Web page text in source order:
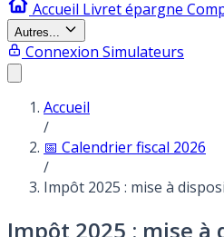
Accueil Livret épargne
Autres...
Connexion Simulateurs
Accueil
/
📅 Calendrier fiscal 2026
/
Impôt 2025 : mise à
Impôt 2025 : mise